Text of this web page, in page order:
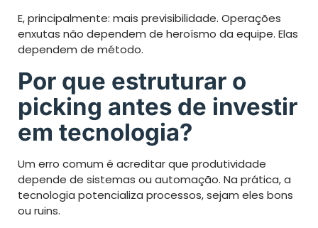
E, principalmente: mais previsibilidade. Operações
enxutas não dependem de heroísmo da equipe. Elas
dependem de método.
Por que estruturar o
picking antes de investir
em tecnologia?
Um erro comum é acreditar que produtividade
depende de sistemas ou automação. Na prática, a
tecnologia potencializa processos, sejam eles bons
ou ruins.